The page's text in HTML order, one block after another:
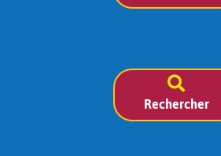
Rechercher